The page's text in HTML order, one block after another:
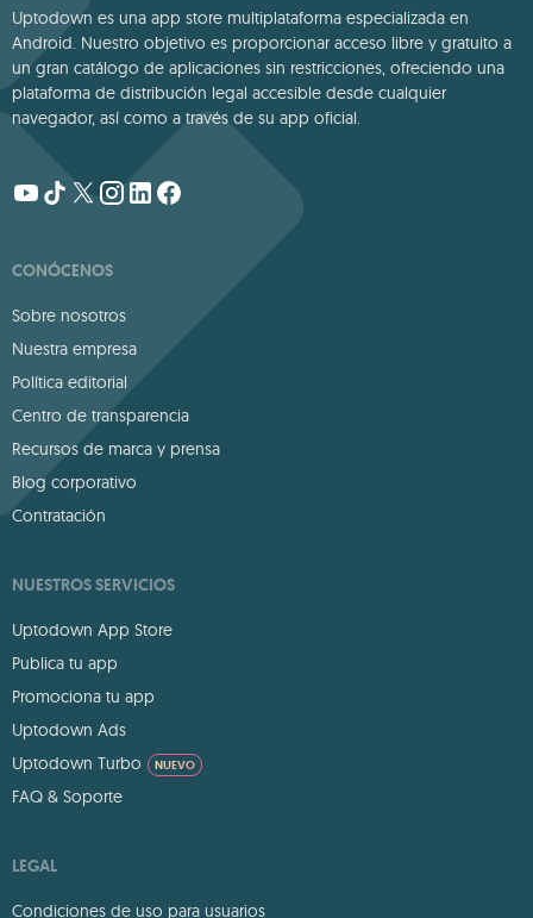
Uptodown es una app store multiplataforma especializada en
Android. Nuestro objetivo es proporcionar acceso libre y gratuito a
un gran catálogo de aplicaciones sin restricciones, ofreciendo una
plataforma de distribución legal accesible desde cualquier
navegador, así como a través de su app oficial.
CONÓCENOS
Sobre nosotros
Nuestra empresa
Política editorial
Centro de transparencia
Recursos de marca y prensa
Blog corporativo
Contratación
NUESTROS SERVICIOS
Uptodown App Store
Publica tu app
Promociona tu app
Uptodown Ads
Uptodown Turbo
NUEVO
FAQ & Soporte
LEGAL
Condiciones de uso para usuarios